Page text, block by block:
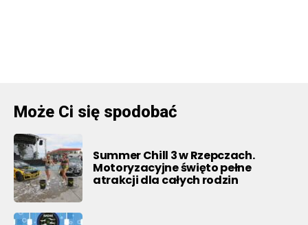
Może Ci się spodobać
Summer Chill 3 w Rzepczach.
Motoryzacyjne święto pełne
atrakcji dla całych rodzin